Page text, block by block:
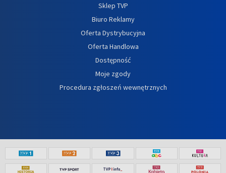
Sklep TVP
Biuro Reklamy
Oferta Dystrybucyjna
Oferta Handlowa
Dostępność
Moje zgody
Procedura zgłoszeń wewnętrznych